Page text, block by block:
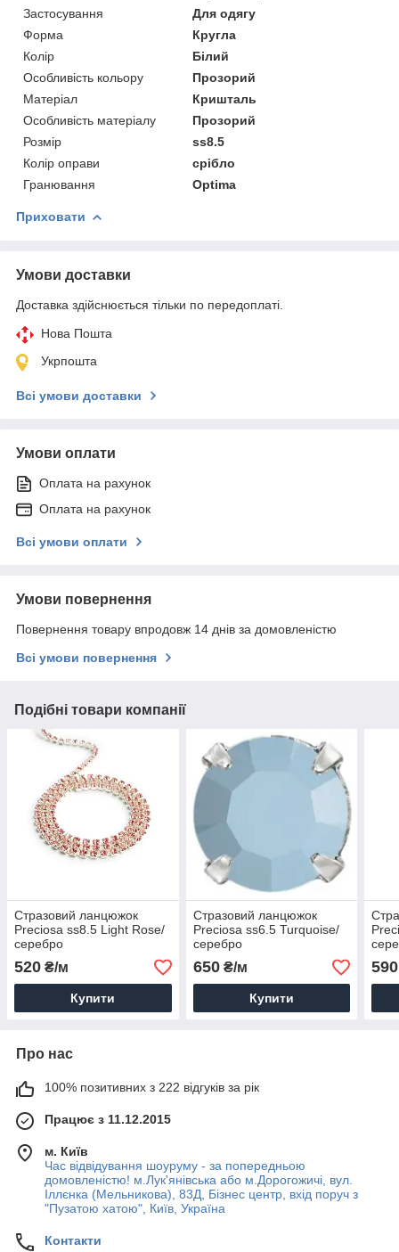
Застосування
Для одягу
Форма
Кругла
Колір
Білий
Особливість кольору
Прозорий
Матеріал
Кришталь
Особливість матеріалу
Прозорий
Розмір
ss8.5
Колір оправи
срібло
Гранювання
Optima
Приховати
Умови доставки
Доставка здійснюється тільки по передоплаті.
Нова Пошта
Укрпошта
Всі умови доставки
Умови оплати
Оплата на рахунок
Оплата на рахунок
Всі умови оплати
Умови повернення
Повернення товару впродовж 14 днів за домовленістю
Всі умови повернення
Подібні товари компанії
Стразовий ланцюжок
Preciosa ss8.5 Light Rose/
серебро
520 ₴/м
Купити
Стразовий ланцюжок
Preciosa ss6.5 Turquoise/
серебро
650₴/м
Купити
590
Про нас
100% позитивних з 222 відгуків за рік
Працює з 11.12.2015
м. Київ
Час відвідування шоуруму - за попередньою
домовленістю! м.Лук'янівська або м.Дорогожичі, вул.
Іллєнка (Мельникова), 83Д, Бізнес центр, вхід поруч з
"Пузатою хатою", Київ, Україна
Контакти